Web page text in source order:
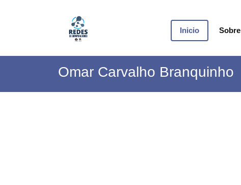
Inicio Sobre
Omar Carvalho Branquinho